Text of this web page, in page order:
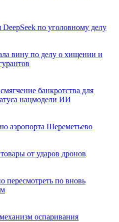
по уголовному делу
вину по делу о хищении и
банкротства для
нацмодели ИИ
аэропорта Шереметьево
от ударов дронов
пересмотреть по вновь
оспаривания